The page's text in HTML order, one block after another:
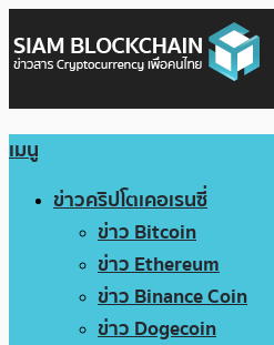
เมนู
ข่าวคริปโตเคอเรนซี่
ข่าว Bitcoin
ข่าว Ethereum
ข่าว Binance Coin
ข่าว Dogecoin